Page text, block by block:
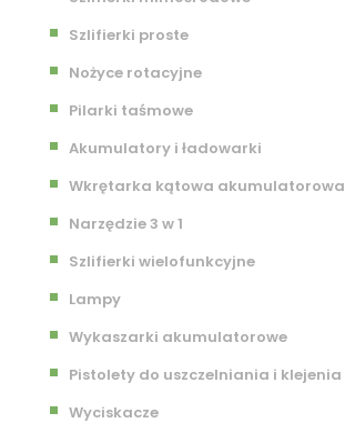
Szlifierki proste
Nożyce rotacyjne
Pilarki taśmowe
Akumulatory i ładowarki
Wkrętarka kątowa akumulatorowa
Narzędzie 3 w 1
Szlifierki wielofunkcyjne
Lampy
Wykaszarki akumulatorowe
Pistolety do uszczelniania i klejenia
Wyciskacze